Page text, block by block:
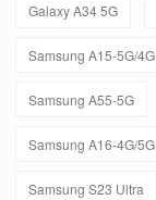
Galaxy A34 5G
Samsung A15-5G/4G
Samsung A55-5G
Samsung A16-4G/5G
Samsung S23 Ultra